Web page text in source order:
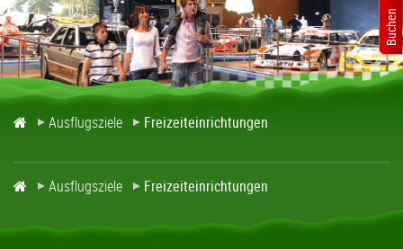
Kirchen / Klöster
Natur / Landschaft
Freizeiteinrichtungen
Freizeitführer Erlebnisregion Nuerburgring
Ausflugsziele Freizeiteinrichtungen
Ausflugsziele Freizeiteinrichtungen